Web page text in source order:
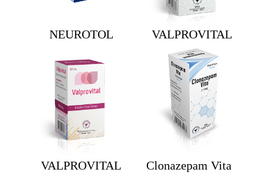
NEUROTOL VALPROVITAL
VALPROVITAL Clonazepam Vita